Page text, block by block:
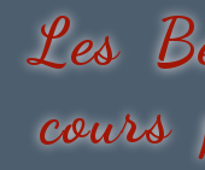
Les